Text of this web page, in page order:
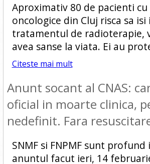
Aproximativ 80 de pacienti
oncologice din Cluj risca sa
tratamentul de radioterapie,
avea sanse la viata. Ei au
Citeste mai mult
Anunt socant al CNAS:
oficial in moarte clinica,
nedefinit. Fara
SNMF si FNPMF sunt
anuntul facut ieri, 14